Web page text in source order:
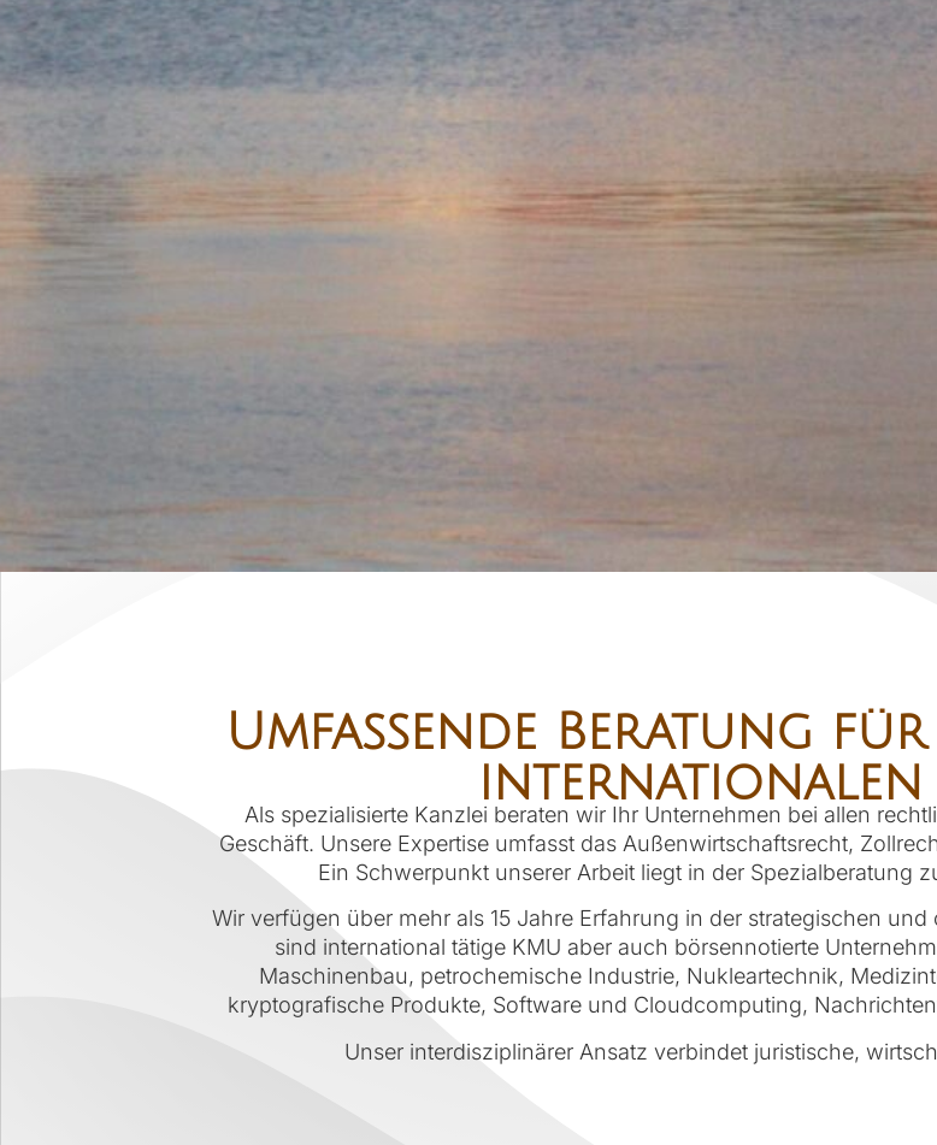
Umfassende Beratung
internationalen
Als spezialisierte Kanzlei beraten wir Ihr Unternehmen bei allen
Geschäft. Unsere Expertise umfasst das Außenwirtschaftsrecht,
Ein Schwerpunkt unserer Arbeit liegt in der Spezialberatung
Wir verfügen über mehr als 15 Jahre Erfahrung in der strategischen
sind international tätige KMU aber auch börsennotierte
Maschinenbau, petrochemische Industrie, Nukleartechnik,
kryptografische Produkte, Software und Cloudcomputing,
Unser interdisziplinärer Ansatz verbindet juristische,